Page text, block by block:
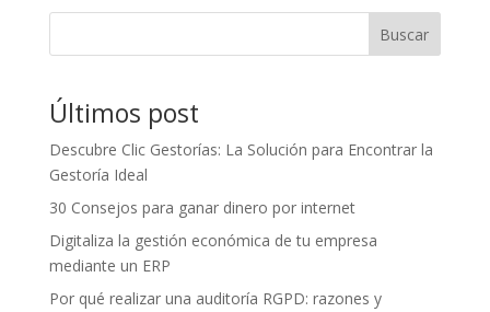
Buscar
Últimos post
Descubre Clic Gestorías: La Solución para Encontrar la
Gestoría Ideal
30 Consejos para ganar dinero por internet
Digitaliza la gestión económica de tu empresa
mediante un ERP
Por qué realizar una auditoría RGPD: razones y